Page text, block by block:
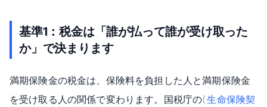
基準1：税金は「誰が払って誰が受け取った
か」で決まります
満期保険金の税金は、保険料を負担した人と満期保険金
を受け取る人の関係で変わります。国税庁の(生命保険契